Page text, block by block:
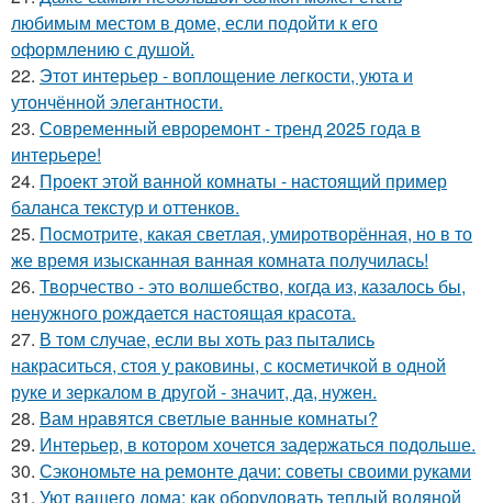
любимым местом в доме, если подойти к его
оформлению с душой.
22. Этот интерьер - воплощение легкости, уюта и
утончённой элегантности.
23. Современный евроремонт - тренд 2025 года в
интерьере!
24. Проект этой ванной комнаты - настоящий пример
баланса текстур и оттенков.
25. Посмотрите, какая светлая, умиротворённая, но в то
же время изысканная ванная комната получилась!
26. Творчество - это волшебство, когда из, казалось бы,
ненужного рождается настоящая красота.
27. В том случае, если вы хоть раз пытались
накраситься, стоя у раковины, с косметичкой в одной
руке и зеркалом в другой - значит, да, нужен.
28. Вам нравятся светлые ванные комнаты?
29. Интерьер, в котором хочется задержаться подольше.
30. Сэкономьте на ремонте дачи: советы своими руками
31. Уют вашего дома: как оборудовать теплый водяной